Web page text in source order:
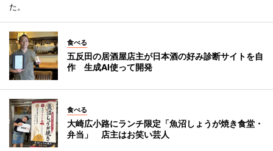
た。
食べる
五反田の居酒屋店主が日本酒の好み診断サイトを自
作 生成AI使って開発
食べる
大崎広小路にランチ限定「魚沼しょうが焼き食堂・
弁当」 店主はお笑い芸人